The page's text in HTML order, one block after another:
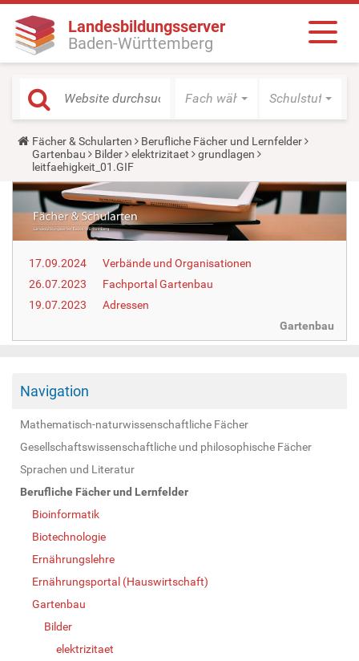
Landesbildungsserver
Baden-Württemberg
Fach wählen Schulstufe
Y
o
u
a
r
h
e
r
:
Fächer & Schularten
Berufliche Fächer und Lernfelder
Gartenbau
Bilder elektrizitaet
grundlagen
leitfaehigkeit_01.GIF
17.09.2024
Verbände und Organisationen
26.07.2023
Fachportal Gartenbau
19.07.2023
Adressen
Gartenbau
Navigation
Mathematisch-naturwissenschaftliche Fächer
Gesellschaftswissenschaftliche und philosophische Fächer
Sprachen und Literatur
Berufliche Fächer und Lernfelder
Bioinformatik
Biotechnologie
Ernährungslehre
Ernährungsportal (Hauswirtschaft)
Gartenbau
Bilder
elektrizitaet